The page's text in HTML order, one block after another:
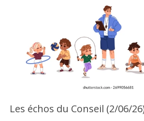
Les échos du Conseil (2/06/